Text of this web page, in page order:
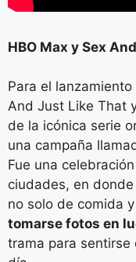
HBO Max y Sex
Para el
And Just Like That
de la icónica serie
una campaña
Fue una
ciudades, en
no solo de comida
tomarse fotos en
trama para sentirse